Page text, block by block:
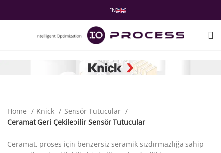
EN
Home Knick
Sensör Tutucular
Ceramat Geri Çekilebilir Sensör Tutucular
Ceramat, proses için benzersiz seramik sızdırmazlığa sahip